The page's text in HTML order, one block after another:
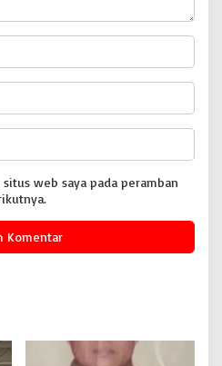
web saya pada peramban